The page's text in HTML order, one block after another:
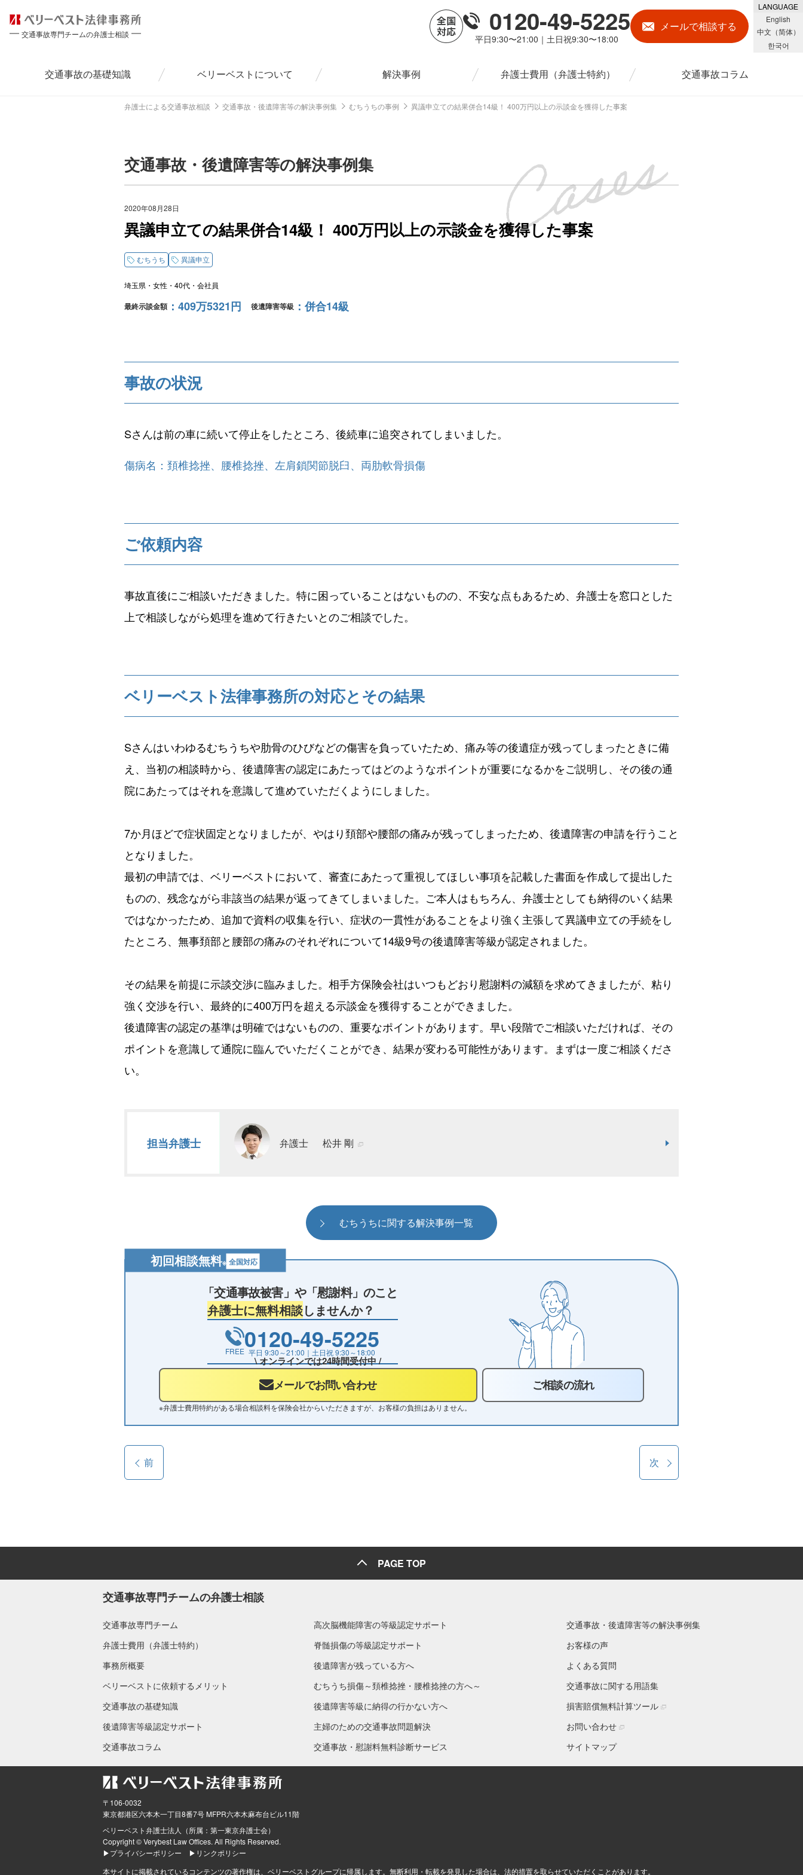
交通事故専門チームの弁護士相談 0120-49-5225
平日9:30〜21:00｜土日祝9:30〜18:00
メールで相談する
LANGUAGE
English
中文（简体）
한국어
交通事故の基礎知識 ベリーベストについて 解決事例 弁護士費用 （弁護士特約） 交通事故コラム
弁護士による交通事故相談 交通事故・後遺障害等の解決事例集 むちうちの事例 異議申立ての結果併合14級！ 400万円以上の示談金を獲得した事案
交通事故・後遺障害等の解決事例集
2020年08月28日
異議申立ての結果併合14級！ 400万円以上の示談金を獲得した事案
むちうち 異議申立
埼玉県 女性 40代 会社員
最終示談金額 409万5321円 後遺障害等級 併合14級
事故の状況
Sさんは前の車に続いて停止をしたところ、後続車に追突されてしまいました。
傷病名：頚椎捻挫、腰椎捻挫、左肩鎖関節脱臼、両肋軟骨損傷
ご依頼内容
事故直後にご相談いただきました。特に困っていることはないものの、不安な点もあるため、弁護士を窓口とした
上で相談しながら処理を進めて行きたいとのご相談でした。
ベリーベスト法律事務所の対応とその結果
Sさんはいわゆるむちうちや肋骨のひびなどの傷害を負っていたため、痛み等の後遺症が残ってしまったときに備
え、当初の相談時から、後遺障害の認定にあたってはどのようなポイントが重要になるかをご説明し、その後の通
院にあたってはそれを意識して進めていただくようにしました。
7か月ほどで症状固定となりましたが、やはり頚部や腰部の痛みが残ってしまったため、後遺障害の申請を行うこと
となりました。
最初の申請では、ベリーベストにおいて、審査にあたって重視してほしい事項を記載した書面を作成して提出した
ものの、残念ながら非該当の結果が返ってきてしまいました。ご本人はもちろん、弁護士としても納得のいく結果
ではなかったため、追加で資料の収集を行い、症状の一貫性があることをより強く主張して異議申立ての手続をし
たところ、無事頚部と腰部の痛みのそれぞれについて14級9号の後遺障害等級が認定されました。
その結果を前提に示談交渉に臨みました。相手方保険会社はいつもどおり慰謝料の減額を求めてきましたが、粘り
強く交渉を行い、最終的に400万円を超える示談金を獲得することができました。
後遺障害の認定の基準は明確ではないものの、重要なポイントがあります。早い段階でご相談いただければ、その
ポイントを意識して通院に臨んでいただくことができ、結果が変わる可能性があります。まずは一度ご相談くださ
い。
担当弁護士 弁護士 松井 剛
むちうちに関する解決事例一覧
初回相談無料※ 全国対応
「交通事故被害」や「慰謝料」のこと
弁護士に無料相談しませんか？
FREE0120-49-5225
平日9:30～21:00 ｜土日祝9:30～18:00
\ オンラインでは24時間受付中 /
メールでお問い合わせ ご相談の流れ
※弁護士費用特約がある場合相談料を保険会社からいただきますが、お客様の負担はありません。
前 次
PAGE TOP
交通事故専門チームの弁護士相談
交通事故専門チーム
弁護士費用（弁護士特約）
事務所概要
ベリーベストに依頼するメリット
交通事故の基礎知識
後遺障害等級認定サポート
交通事故コラム
高次脳機能障害の等級認定サポート
脊髄損傷の等級認定サポート
後遺障害が残っている方へ
むちうち損傷～頚椎捻挫・腰椎捻挫の方へ～
後遺障害等級に納得の行かない方へ
主婦のための交通事故問題解決
交通事故・慰謝料無料診断サービス
交通事故・後遺障害等の解決事例集
お客様の声
よくある質問
交通事故に関する用語集
損害賠償無料計算ツール
お問い合わせ
サイトマップ
〒106-0032
東京都港区六本木一丁目8番7号 MFPR六本木麻布台ビル11階
ベリーベスト弁護士法人（所属：第一東京弁護士会）
Copyright © Verybest Law Offices. All Rights Reserved.
▶プライバシーポリシー
▶リンクポリシー
本サイトに掲載されているコンテンツの著作権は、ベリーベストグループに帰属します。無断利用・転載を発見した場合は、法的措置を取らせていただくことがあります。